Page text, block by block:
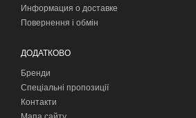
Информация о доставке
Повернення і обмін
ДОДАТКОВО
Бренди
Спеціальні пропозиції
Контакти